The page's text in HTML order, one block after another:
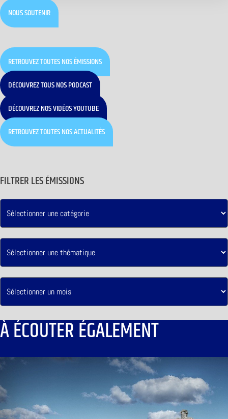
NOUS SOUTENIR
RETROUVEZ TOUTES NOS ÉMISSIONS
DÉCOUVREZ TOUS NOS PODCAST
DÉCOUVREZ NOS VIDÉOS YOUTUBE
RETROUVEZ TOUTES NOS ACTUALITÉS
FILTRER LES ÉMISSIONS
À ÉCOUTER ÉGALEMENT